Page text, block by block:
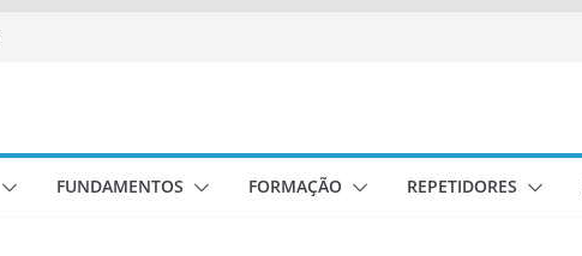
FUNDAMENTOS FORMAÇÃO REPETIDORES